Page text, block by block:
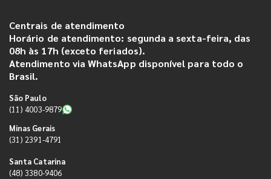
Centrais de atendimento
Horário de atendimento: segunda a sexta-feira, das
08h às 17h (exceto feriados).
Atendimento via WhatsApp disponível para todo o
Brasil.
São Paulo
(11) 4003-9879
Minas Gerais
(31) 2391-4791
Santa Catarina
(48) 3380-9406